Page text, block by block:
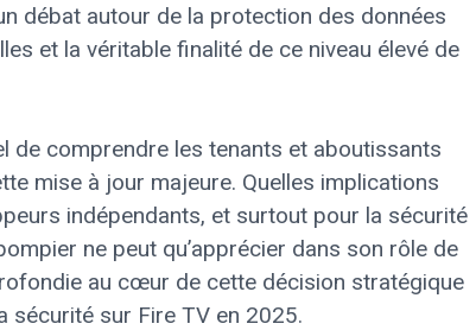
débat autour de la protection des données
et la véritable finalité de ce niveau élevé de
de comprendre les tenants et aboutissants
mise à jour majeure. Quelles implications
indépendants, et surtout pour la sécurité
ne peut qu’apprécier dans son rôle de
au cœur de cette décision stratégique
sécurité sur Fire TV en 2025.